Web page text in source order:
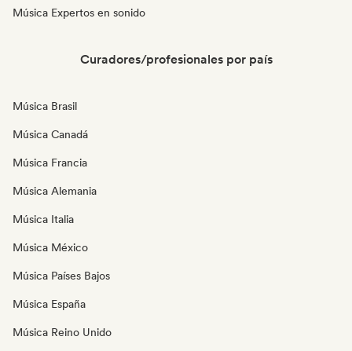
Música Expertos en sonido
Curadores/profesionales por país
Música Brasil
Música Canadá
Música Francia
Música Alemania
Música Italia
Música México
Música Países Bajos
Música España
Música Reino Unido